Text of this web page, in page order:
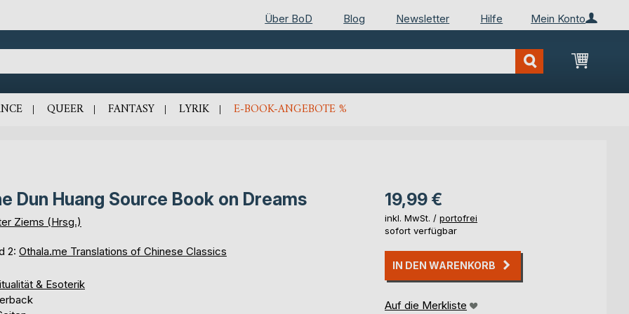
Mein Konto
Über BoD Blog Newsletter Hilfe
Mein
QUEER FANTASY LYRIK E-BOOK-ANGEBOTE %
Dun Huang Source Book on Dreams
Ziems (Hrsg.)
2: Othala.me Translations of Chinese Classics
& Esoterik
19,99 €
inkl. MwSt. / portofrei
sofort verfügbar
IN DEN WARENKORB
Auf die Merkliste